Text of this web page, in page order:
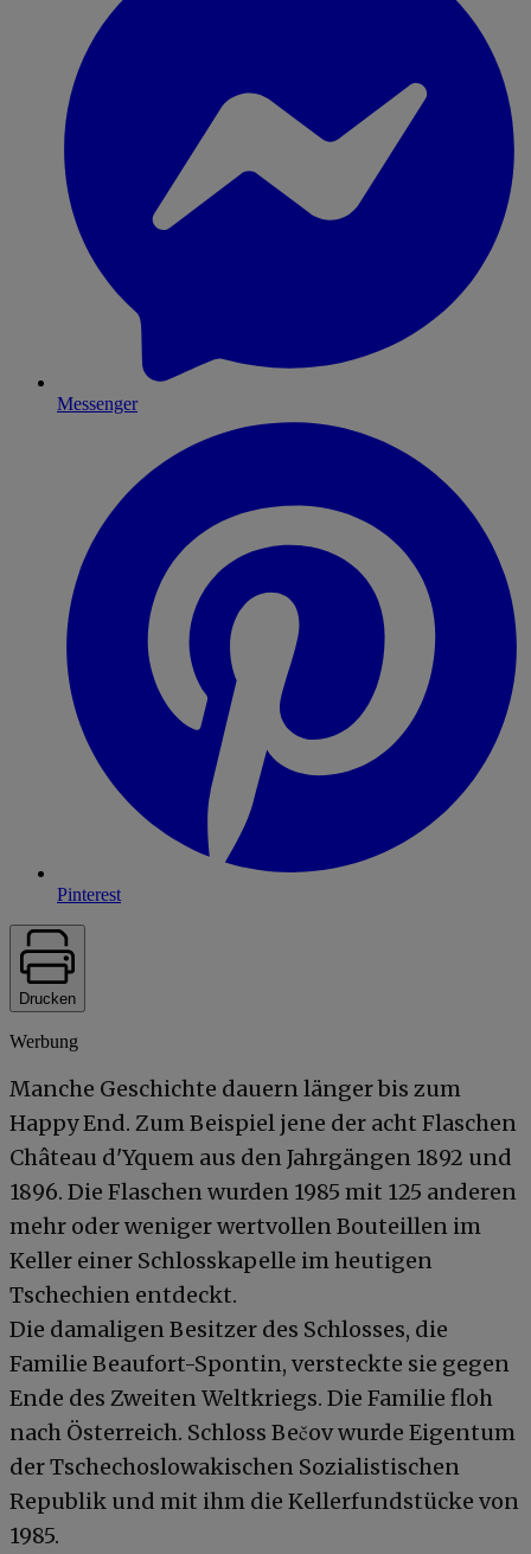
Messenger
Pinterest
Drucken
Werbung
Manche Geschichte dauern länger bis zum
Happy End. Zum Beispiel jene der acht Flaschen
Château d'Yquem aus den Jahrgängen 1892 und
1896. Die Flaschen wurden 1985 mit 125 anderen
mehr oder weniger wertvollen Bouteillen im
Keller einer Schlosskapelle im heutigen
Tschechien entdeckt.
Die damaligen Besitzer des Schlosses, die
Familie Beaufort-Spontin, versteckte sie gegen
Ende des Zweiten Weltkriegs. Die Familie floh
nach Österreich. Schloss Bečov wurde Eigentum
der Tschechoslowakischen Sozialistischen
Republik und mit ihm die Kellerfundstücke von
1985.